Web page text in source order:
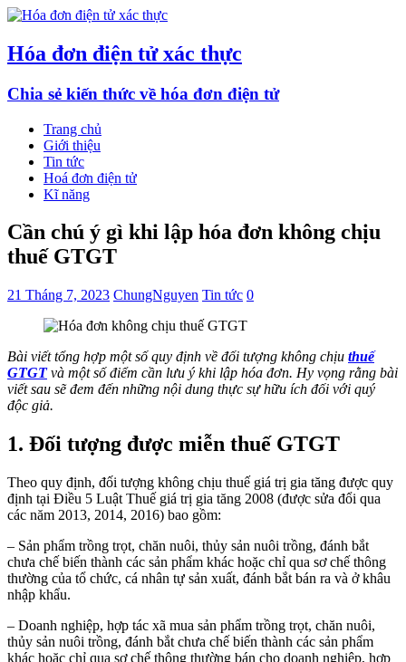
Hóa đơn điện tử xác thực
Chia sẻ kiến thức về hóa đơn điện tử
Trang chủ
Giới thiệu
Tin tức
Hoá đơn điện tử
Kĩ năng
Cần chú ý gì khi lập hóa đơn không chịu
thuế GTGT
21 Tháng 7, 2023 ChungNguyen Tin tức 0
Bài viết tổng hợp một số quy định về đối tượng không chịu thuế
GTGTvà một số điểm cần lưu ý khi lập hóa đơn. Hy vọng rằng bài
viết sau sẽ đem đến những nội dung thực sự hữu ích đối với quý
độc giả.
1. Đối tượng được miễn thuế GTGT
Theo quy định, đối tượng không chịu thuế giá trị gia tăng được quy
định tại Điều 5 Luật Thuế giá trị gia tăng 2008 (được sửa đổi qua
các năm 2013, 2014, 2016) bao gồm:
– Sản phẩm trồng trọt, chăn nuôi, thủy sản nuôi trồng, đánh bắt
chưa chế biến thành các sản phẩm khác hoặc chỉ qua sơ chế thông
thường của tổ chức, cá nhân tự sản xuất, đánh bắt bán ra và ở khâu
nhập khẩu.
– Doanh nghiệp, hợp tác xã mua sản phẩm trồng trọt, chăn nuôi,
thủy sản nuôi trồng, đánh bắt chưa chế biến thành các sản phẩm
khác hoặc chỉ qua sơ chế thông thường bán cho doanh nghiệp, hợp